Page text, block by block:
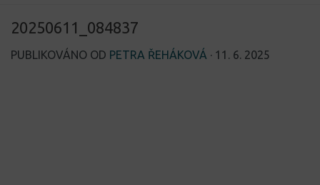
20250611_084837
PUBLIKOVÁNO OD PETRA ŘEHÁKOVÁ · 11. 6. 2025